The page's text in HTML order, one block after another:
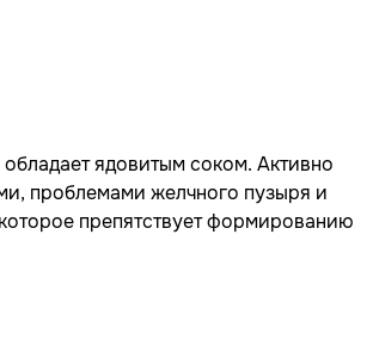
ядовитым соком. Активно
проблемами желчного пузыря и
препятствует формированию